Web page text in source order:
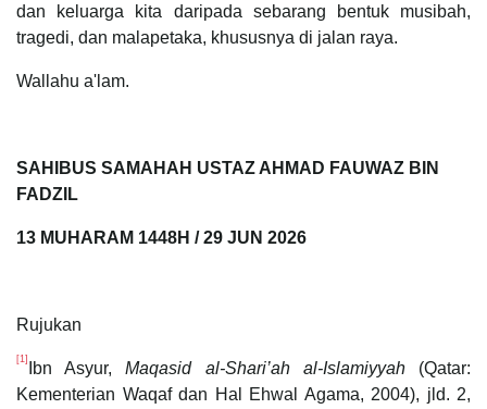
dan keluarga kita daripada sebarang bentuk musibah,
tragedi, dan malapetaka, khususnya di jalan raya.
Wallahu a'lam.
SAHIBUS SAMAHAH USTAZ AHMAD FAUWAZ BIN
FADZIL
13 MUHARAM 1448H / 29 JUN 2026
Rujukan
[1] Ibn Asyur,Maqasid al-Shari’ah al-Islamiyyah(Qatar:
Kementerian Waqaf dan Hal Ehwal Agama, 2004), jld. 2,